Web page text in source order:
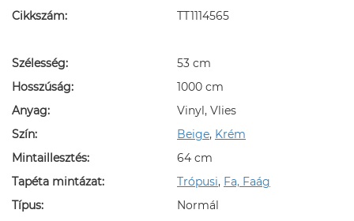
Cikkszám: TT1114565
Szélesség:
53 cm
Hosszúság:
1000 cm
Anyag:
Vinyl, Vlies
Szín:
Beige, Krém
Mintaillesztés:
64 cm
Tapéta mintázat:
Trópusi, Fa, Faág
Típus:
Normál